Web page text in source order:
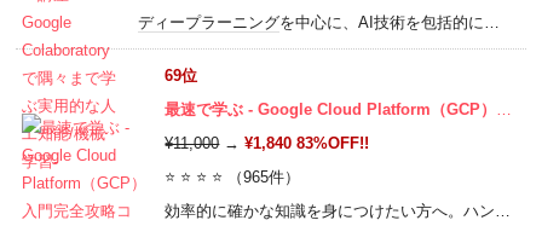
ディープラーニングを中心に、AI技術を包括的に身に付けるためのコースです。画像識別や画像生成、RNNや
69位
最速で学ぶ - Google Cloud Platform（GCP）入門完全攻略コース
¥11,000→¥1,840 83%OFF!!
⭐ ⭐ ⭐ ⭐ （965件）
効率的に確かな知識を身につけたい方へ。ハンズオンで学び専門知識を獲得しキャリアアップ。 GCS静的ウェブサイト,